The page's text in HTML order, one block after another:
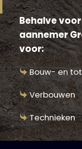
Behalve
aannemer
voor:
Bouw- en
Verbouwen
Technieken